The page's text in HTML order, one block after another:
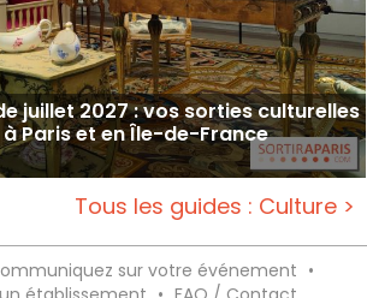
juillet 2027 : vos sorties culturelles
Paris et en Île-de-France
Tous les guides : Culture >
sur votre événement •